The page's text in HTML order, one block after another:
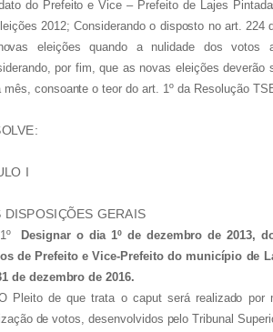
do Prefeito e Vice – Prefeito de Lajes
2012; Considerando o disposto no art. 224
eleições quando a nulidade dos votos
por fim, que as novas eleições
mês, consoante o teor do art. 1º da Resolução
I
DISPOSIÇÕES GERAIS
Designar o dia 1º de dezembro de 2013,
de Prefeito e Vice-Prefeito do município de
de dezembro de 2016.
Pleito de que trata o caput será realizado
de votos, desenvolvidos pelo Tribunal